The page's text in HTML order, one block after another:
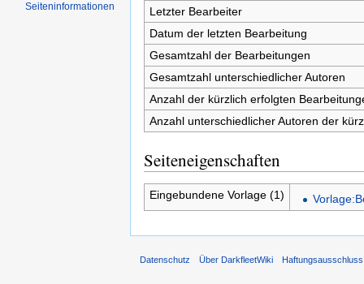
Letzter Bearbeiter
Datum der letzten Bearbeitung
Gesamtzahl der Bearbeitungen
Gesamtzahl unterschiedlicher Autoren
Anzahl der kürzlich erfolgten
Anzahl unterschiedlicher Autoren der
Seiteneigenschaften
Eingebundene Vorlage (1)
Seiten­informationen
Datenschutz Über DarkfleetWiki Haftungsausschluss